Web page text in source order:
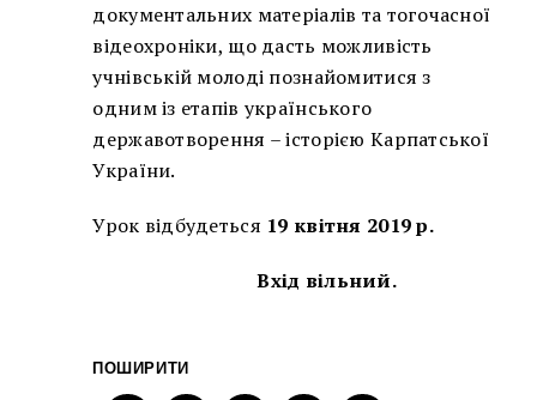
документальних матеріалів та тогочасної
відеохроніки, що дасть можливість
учнівській молоді познайомитися з
одним із етапів українського
державотворення – історією Карпатської
України.
Урок відбудеться 19 квітня 2019 р.
Вхід вільний.
ПОШИРИТИ